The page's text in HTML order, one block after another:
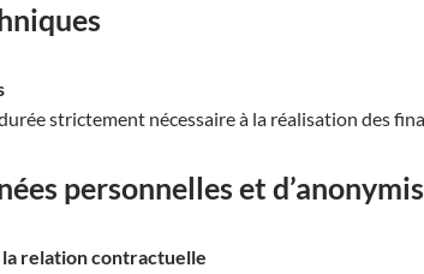
strictement nécessaire à la réalisation des
personnelles et
relation contractuelle